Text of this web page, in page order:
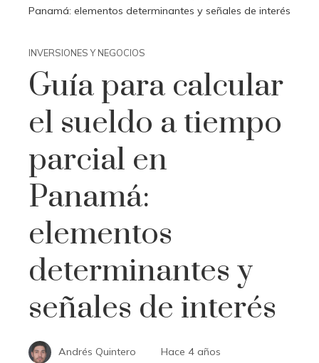
Panamá: elementos determinantes y señales de interés
INVERSIONES Y NEGOCIOS
Guía para calcular
el sueldo a tiempo
parcial en
Panamá:
elementos
determinantes y
señales de interés
Andrés Quintero Hace 4 años